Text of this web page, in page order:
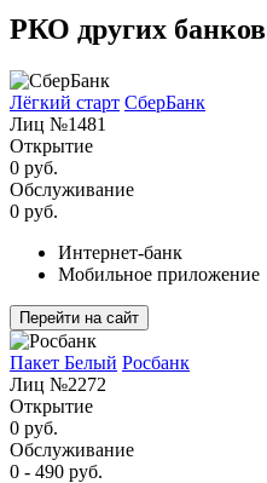
РКО других банков
Лёгкий старт СберБанк
Лиц №1481
Открытие
0 руб.
Обслуживание
0 руб.
Интернет-банк
Мобильное приложение
Перейти на сайт
Пакет Белый Росбанк
Лиц №2272
Открытие
0 руб.
Обслуживание
0 - 490 руб.